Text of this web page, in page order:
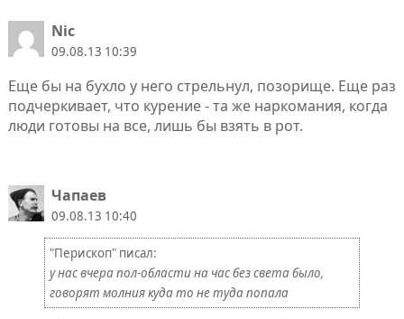
Nic
09.08.13 10:39
Еще бы на бухло у него стрельнул, позорище. Еще раз
подчеркивает, что курение - та же наркомания, когда
люди готовы на все, лишь бы взять в рот.
Чапаев
09.08.13 10:40
"Перископ" писал:
у нас вчера пол-области на час без света было,
говорят молния куда то не туда попала